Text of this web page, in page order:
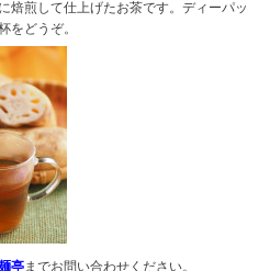
煎して仕上げたお茶です。ディーパッ
をどうぞ。
亭までお問い合わせください。